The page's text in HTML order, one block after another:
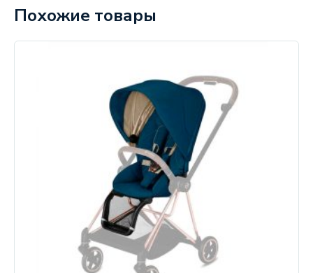
Похожие товары